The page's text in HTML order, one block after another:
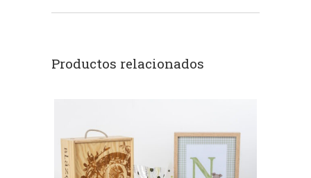
Productos relacionados